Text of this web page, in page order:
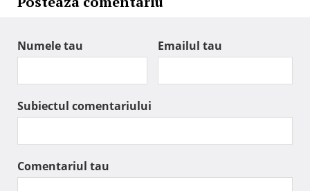
Numele tau Emailul tau
Subiectul comentariului
Comentariul tau